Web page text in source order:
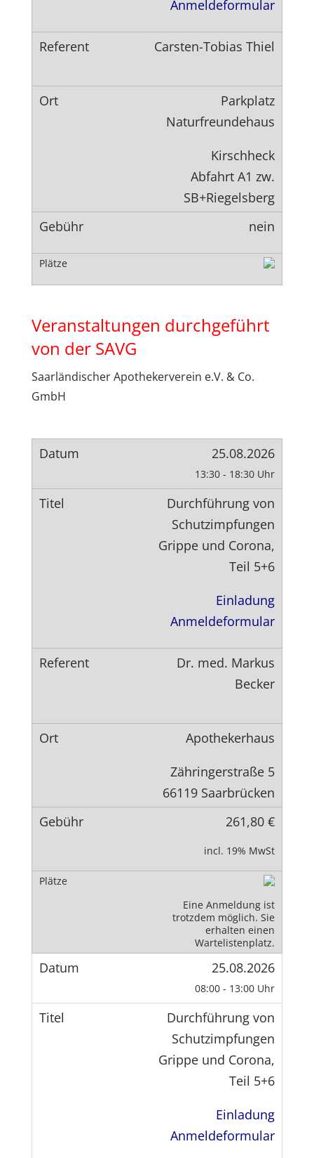
Anmeldeformular
Carsten-Tobias Thiel
Parkplatz
Naturfreundehaus
Kirschheck
Abfahrt A1 zw.
SB+Riegelsberg
nein
Veranstaltungen durchgeführt
von der SAVG
Saarländischer Apothekerverein e.V. & Co.
GmbH
25.08.2026
13:30 - 18:30 Uhr
Durchführung von
Schutzimpfungen
Grippe und Corona,
Teil 5+6
Einladung
Anmeldeformular
Dr. med. Markus
Becker
Apothekerhaus
Zähringerstraße 5
66119 Saarbrücken
261,80 €
incl. 19% MwSt
Eine Anmeldung ist
trotzdem möglich. Sie
erhalten einen
Wartelistenplatz.
25.08.2026
08:00 - 13:00 Uhr
Durchführung von
Schutzimpfungen
Grippe und Corona,
Teil 5+6
Einladung
Anmeldeformular